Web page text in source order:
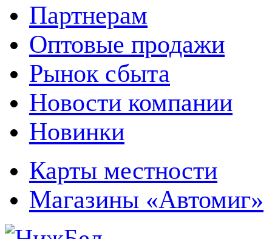
Партнерам
Оптовые продажи
Рынок сбыта
Новости компании
Новинки
Карты местности
Магазины «Автомиг»